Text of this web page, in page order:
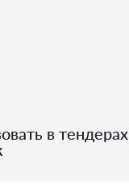
в тендерах